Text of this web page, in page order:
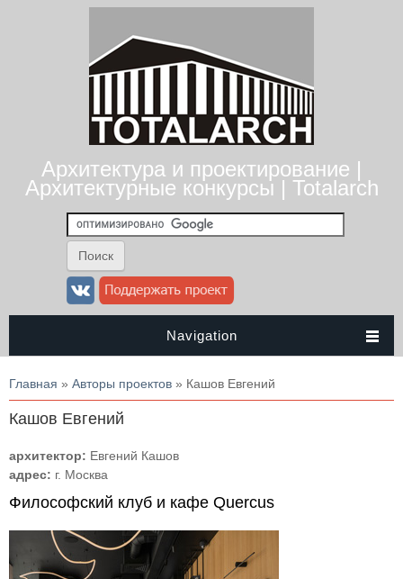
Архитектура и проектирование |
Архитектурные конкурсы | Totalarch
Navigation
Вы здесь
Главная » Авторы проектов » Кашов Евгений
Кашов Евгений
архитектор: Евгений Кашов
адрес: г. Москва
Философский клуб и кафе Quercus